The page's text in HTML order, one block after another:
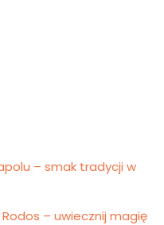
– smak tradycji w
– uwiecznij magię